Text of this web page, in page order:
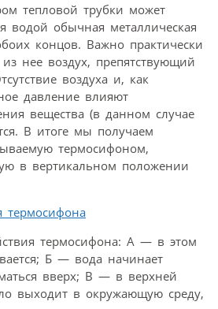
тепловой трубки может
водой обычная металлическая
концов. Важно практически
нее воздух, препятствующий
воздуха и, как
давление влияют
вещества (в данном случае
В итоге мы получаем
термосифоном,
в вертикальном положении
термосифона: А — в этом
Б — вода начинает
вверх; В — в верхней
выходит в окружающую среду,